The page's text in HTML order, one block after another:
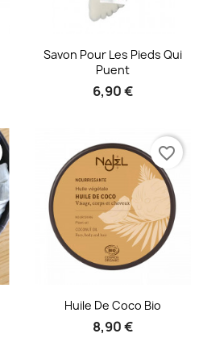
 Aperçu rapide
Savon Pour Les Pieds Qui
Puent
6,90 €
Aperçu rapide
Huile De Coco Bio
8,90 €
favorite_border